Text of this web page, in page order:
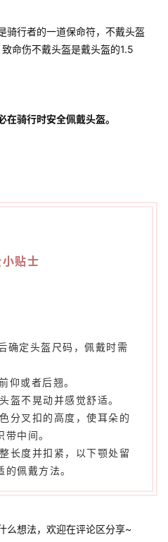
骑行者的一道保命符，不戴头盔
命伤不戴头盔是戴头盔的1.5
在骑行时安全佩戴头盔。
小贴士
确定头盔尺码，佩戴时需
仰或者后翘。
盔不晃动并感觉舒适。
分叉扣的高度，使耳朵的
中间。
长度并扣紧，以下颚处留
佩戴方法。
么想法，欢迎在评论区分享~